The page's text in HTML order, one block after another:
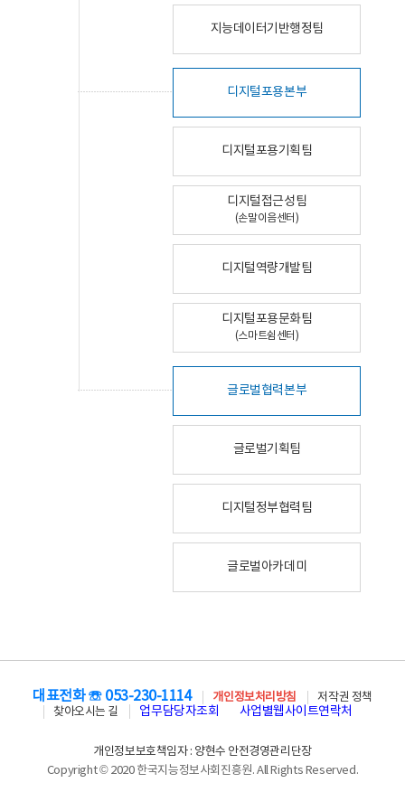
지능데이터기반행정팀
디지털포용본부
디지털포용기획팀
디지털접근성팀
(손말이음센터)
디지털역량개발팀
디지털포용문화팀
(스마트쉼센터)
글로벌협력본부
글로벌기획팀
디지털정부협력팀
글로벌아카데미
대표전화 ☏ 053-230-1114 개인정보처리방침
저작권 정책
찾아오시는 길
업무담당자조회 사업별웹사이트연락처
개인정보보호책임자 : 양현수 안전경영관리단장
Copyright © 2020 한국지능정보사회진흥원. All Rights Reserved.